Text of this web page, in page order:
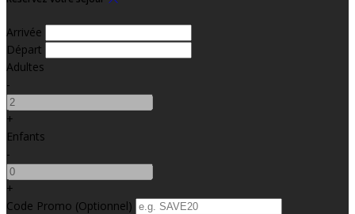
Arrivée
Départ
Adultes
-
+
Enfants
-
+
Code Promo (Optionnel)